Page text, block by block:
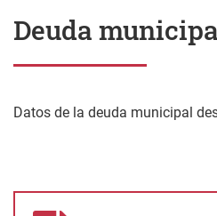
Deuda
Datos de la deuda municipal